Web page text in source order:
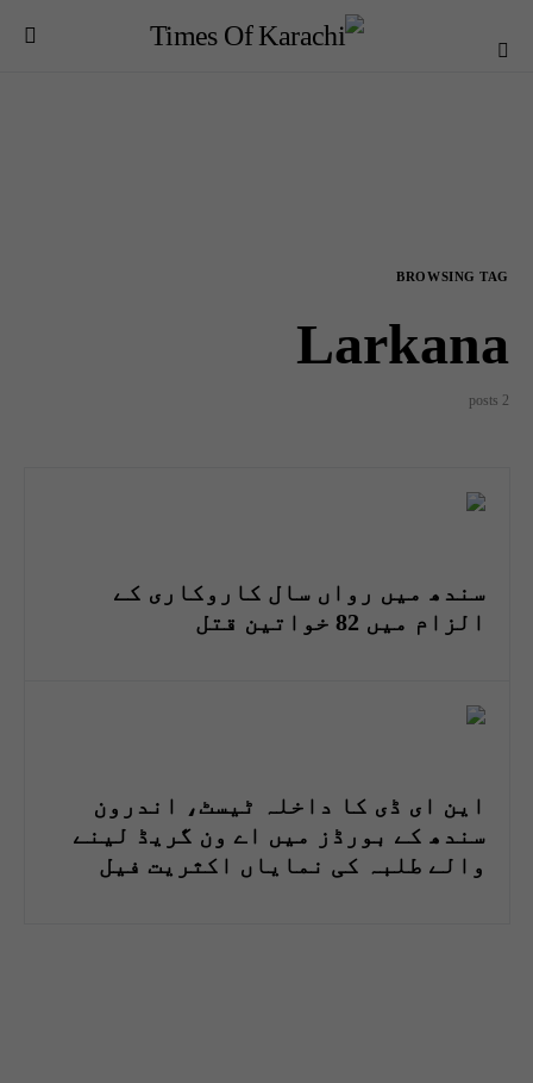
BROWSING TAG
Larkana
2 posts
سندھ میں رواں سال کاروکاری کے
الزام میں 82 خواتین قتل
این ای ڈی کا داخلہ ٹیسٹ، اندرون
سندھ کے بورڈز میں اے ون گریڈ لینے
والے طلبہ کی نمایاں اکثریت فیل